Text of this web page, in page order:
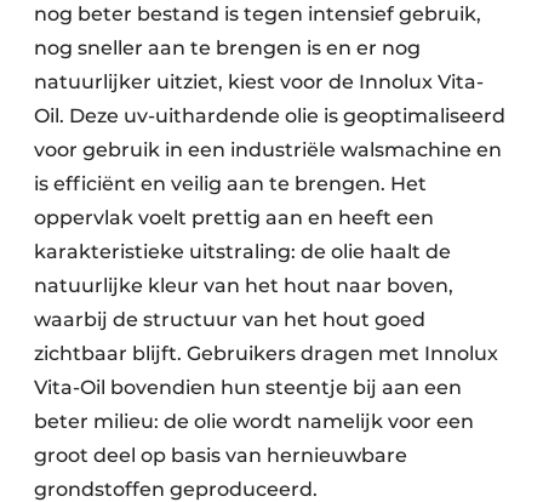
nog beter bestand is tegen intensief gebruik,
nog sneller aan te brengen is en er nog
natuurlijker uitziet, kiest voor de Innolux Vita-
Oil. Deze uv-uithardende olie is geoptimaliseerd
voor gebruik in een industriële walsmachine en
is efficiënt en veilig aan te brengen. Het
oppervlak voelt prettig aan en heeft een
karakteristieke uitstraling: de olie haalt de
natuurlijke kleur van het hout naar boven,
waarbij de structuur van het hout goed
zichtbaar blijft. Gebruikers dragen met Innolux
Vita-Oil bovendien hun steentje bij aan een
beter milieu: de olie wordt namelijk voor een
groot deel op basis van hernieuwbare
grondstoffen geproduceerd.